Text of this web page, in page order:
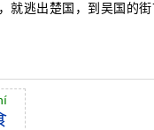
就逃出楚国，到吴国的